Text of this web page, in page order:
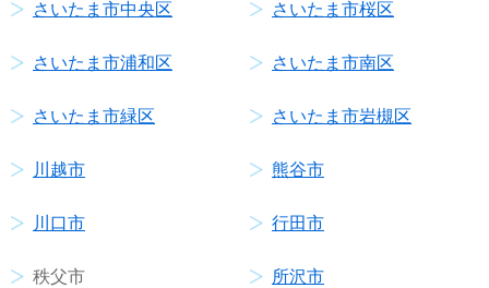
さいたま市中央区 さいたま市桜区
さいたま市浦和区 さいたま市南区
さいたま市緑区 さいたま市岩槻区
川越市 熊谷市
川口市 行田市
秩父市 所沢市